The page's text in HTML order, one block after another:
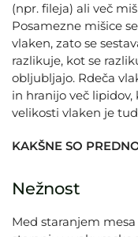
(npr. fileja) ali več
Posamezne mišice
vlaken, zato se
razlikuje, kot se
obljubljajo. Rdeča
in hranijo več
velikosti vlaken je
KAKŠNE SO
Nežnost
Med staranjem